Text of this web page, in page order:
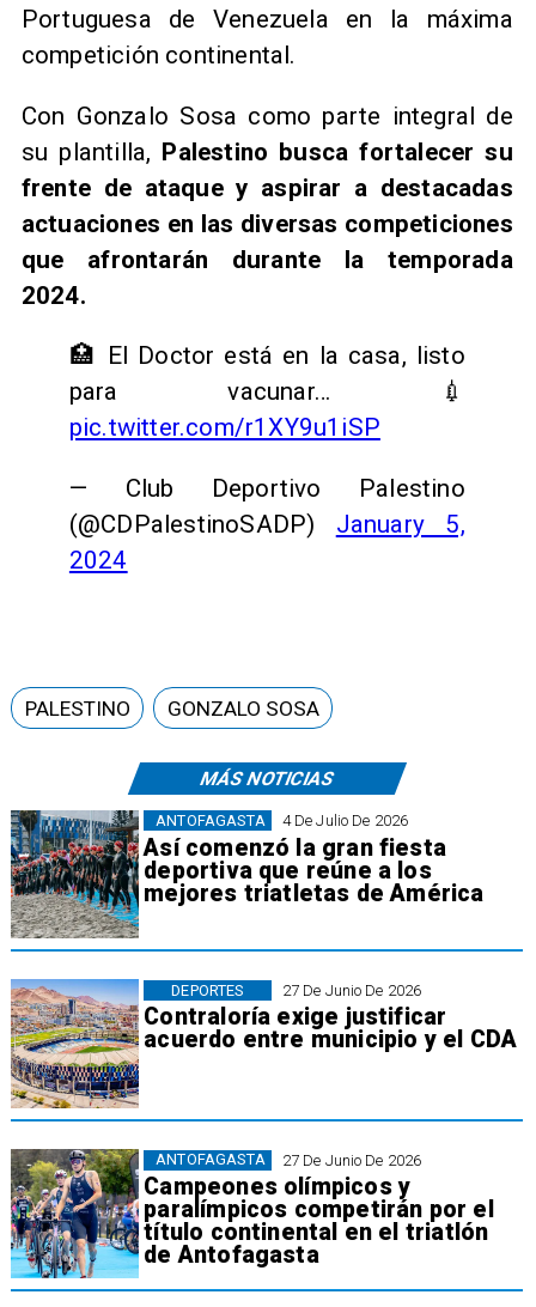
Portuguesa de Venezuela en la máxima
competición continental.
Con Gonzalo Sosa como parte integral de
su plantilla, Palestino busca fortalecer su
frente de ataque y aspirar a destacadas
actuaciones en las diversas competiciones
que afrontarán durante la temporada
2024.
🏥 El Doctor está en la casa, listo
para vacunar… 💉
pic.twitter.com/r1XY9u1iSP
— Club Deportivo Palestino
(@CDPalestinoSADP) January 5,
2024
MÁS NOTICIAS
4 De Julio De 2026
Así comenzó la gran fiesta
deportiva que reúne a los
mejores triatletas de América
ANTOFAGASTA
27 De Junio De 2026
Contraloría exige justificar
acuerdo entre municipio y el CDA
DEPORTES
27 De Junio De 2026
Campeones olímpicos y
paralímpicos competirán por el
título continental en el triatlón
de Antofagasta
ANTOFAGASTA
PALESTINO GONZALO SOSA